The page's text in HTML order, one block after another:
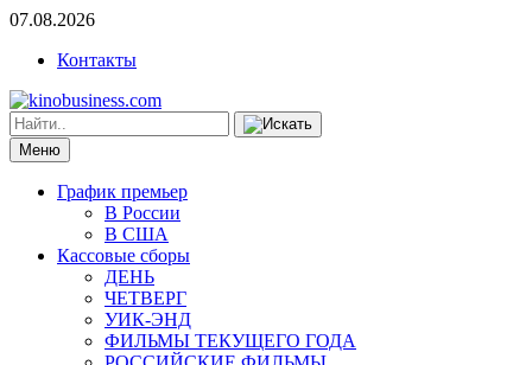
07.08.2026
Контакты
Меню
График премьер
В России
В США
Кассовые сборы
ДЕНЬ
ЧЕТВЕРГ
УИК-ЭНД
ФИЛЬМЫ ТЕКУЩЕГО ГОДА